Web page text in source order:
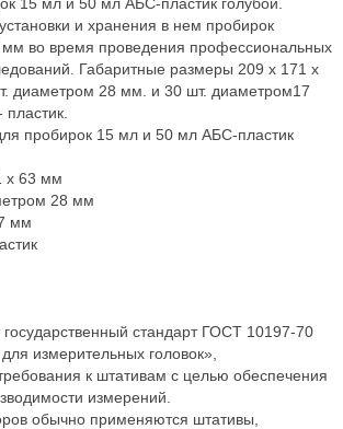
и хранения в нем пробирок
во время проведения профессиональных
Габаритные размеры 209 х 171 х
диаметром 28 мм. и 30 шт. диаметром17
пробирок 15 мл и 50 мл АБС-пластик
х 63 мм
28 мм
мм
государственный стандарт ГОСТ 10197-70
измерительных головок»,
к штативам с целью обеспечения
измерений.
обычно применяются штативы,